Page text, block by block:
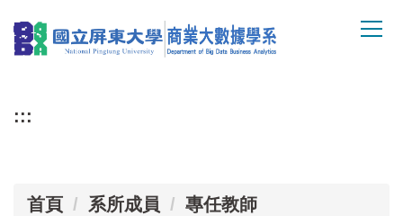
到
主
區
:::
首頁 系所成員 專任教師